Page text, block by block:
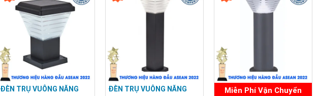
ĐÈN TRỤ VUÔNG NĂNG
ĐÈN TRỤ VUÔNG NĂNG
Miễn Phí Vận Chuyển